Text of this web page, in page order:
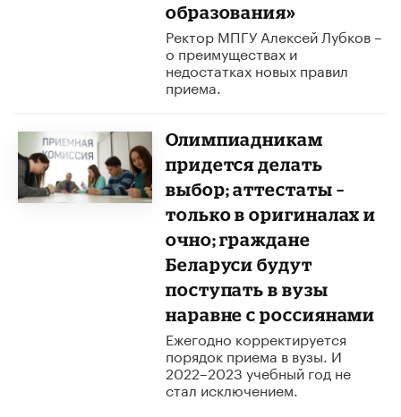
образования»
Ректор МПГУ Алексей Лубков –
о преимуществах и
недостатках новых правил
приема.
Олимпиадникам
придется делать
выбор; аттестаты –
только в оригиналах и
очно; граждане
Беларуси будут
поступать в вузы
наравне с россиянами
Ежегодно корректируется
порядок приема в вузы. И
2022–2023 учебный год не
стал исключением.